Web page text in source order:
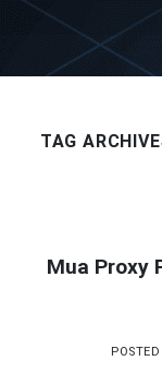
Skip
content
TAG
Mua Proxy